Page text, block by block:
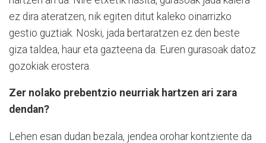
ez dira ateratzen, nik egiten ditut kaleko oinarrizko
gestio guztiak. Noski, jada bertaratzen ez den beste
giza taldea, haur eta gazteena da. Euren gurasoak datoz
gozokiak erostera.
Zer nolako prebentzio neurriak hartzen ari zara
dendan?
Lehen esan dudan bezala, jendea orohar kontziente da